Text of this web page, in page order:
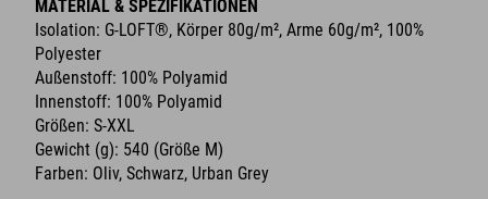
MATERIAL & SPEZIFIKATIONEN
Isolation: G-LOFT®, Körper 80g/m², Arme 60g/m², 100%
Polyester
Außenstoff: 100% Polyamid
Innenstoff: 100% Polyamid
Größen: S-XXL
Gewicht (g): 540 (Größe M)
Farben: Oliv, Schwarz, Urban Grey